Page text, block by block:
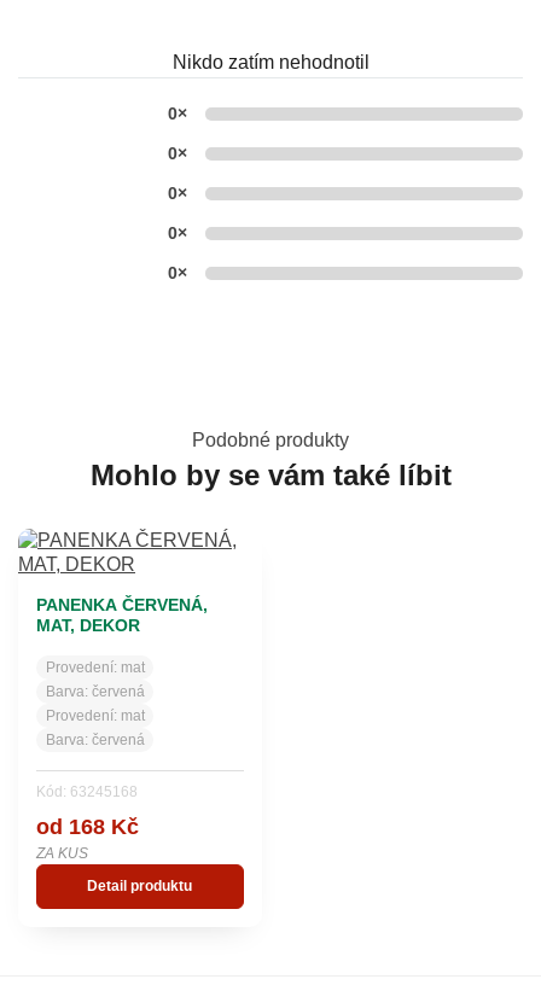
Nikdo zatím nehodnotil
0×
0×
0×
0×
0×
Podobné produkty
Mohlo by se vám také líbit
PANENKA ČERVENÁ,
MAT, DEKOR
Provedení: mat
Barva: červená
Provedení: mat
Barva: červená
Kód: 63245168
od 168 Kč
ZA KUS
Detail produktu